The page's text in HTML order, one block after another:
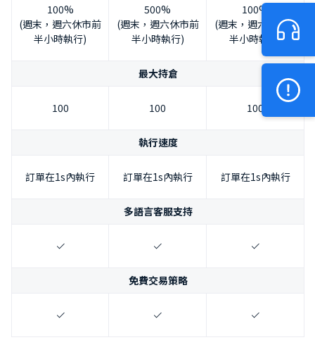
100%
(週末，週六休市前
半小時執行)
500%
(週末，週六休市前
半小時執行)
100%
(週末，週六休市前
半小時執行)
最大持倉
100 100 100
執行速度
訂單在1s內執行 訂單在1s內執行 訂單在1s內執行
多語言客服支持
免費交易策略